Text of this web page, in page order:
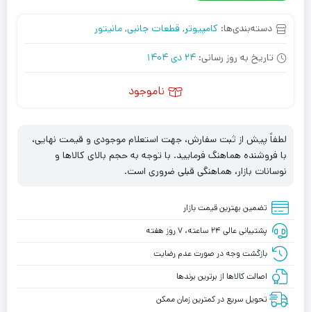
دسته‌بندی‌ها: کامپیوتر, قطعات جانبی, مانیتور
تاریخ به روز رسانی: 24 دی 1404
ناموجود
لطفاً پیش از ثبت سفارش، جهت استعلام موجودی و قیمت نهایی،
با فروشنده هماهنگ فرمایید. با توجه به حجم بالای کالاها و
نوسانات بازار، هماهنگی قبلی ضروری است.
تضمین بهترین قیمت بازار
پشتیبانی عالی ۲۴ ساعته، ۷ روز هفته
بازگشت وجه در صورت عدم رضایت
اصالت کالاها از برترین برندها
تحویل سریع در کمترین زمان ممکن